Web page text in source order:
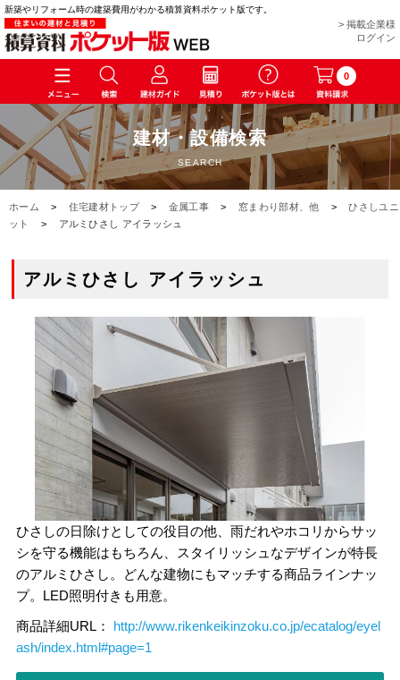
新築やリフォーム時の建築費用がわかる積算資料ポケット版です。
> 掲載企業様
ログイン
0
建材・設備検索
SEARCH
ホーム > 住宅建材トップ > 金属工事 > 窓まわり部材、他 >
ひさしユニ
ット
> アルミひさし アイラッシュ
アルミひさし アイラッシュ
ひさしの日除けとしての役目の他、雨だれやホコリからサッ
シを守る機能はもちろん、スタイリッシュなデザインが特長
のアルミひさし。どんな建物にもマッチする商品ラインナッ
プ。LED照明付きも用意。
商品詳細URL： http://www.rikenkeikinzoku.co.jp/ecatalog/eyel
ash/index.html#page=1